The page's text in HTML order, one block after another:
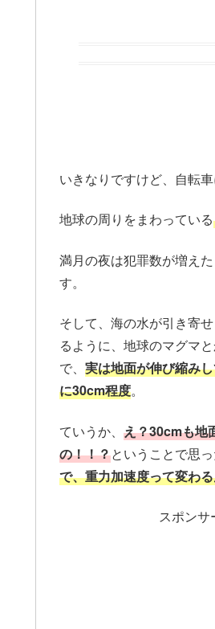
いきなりですけど、自転
地球の周りをまわっている
満月の夜は犯罪数が増え
す。
そして、海の水が引き寄
るように、地球のマグマ
で、 実は地面が伸び縮み
に30cm程度。
ていうか、 え？30cmも地
の！！？ということで思っ
で、重力加速度って変わ
スポンサ